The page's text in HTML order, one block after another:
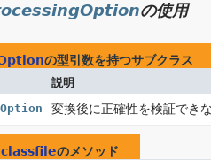
の使用
の型引数を持つサブクラス
説明
変換後に正確性を検証でき
のメソッド